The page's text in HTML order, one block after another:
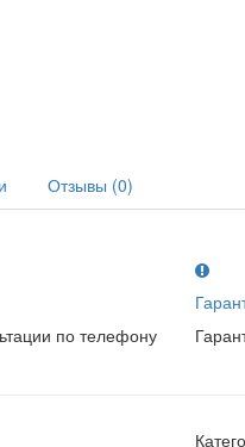
Отзывы (0)
по телефону